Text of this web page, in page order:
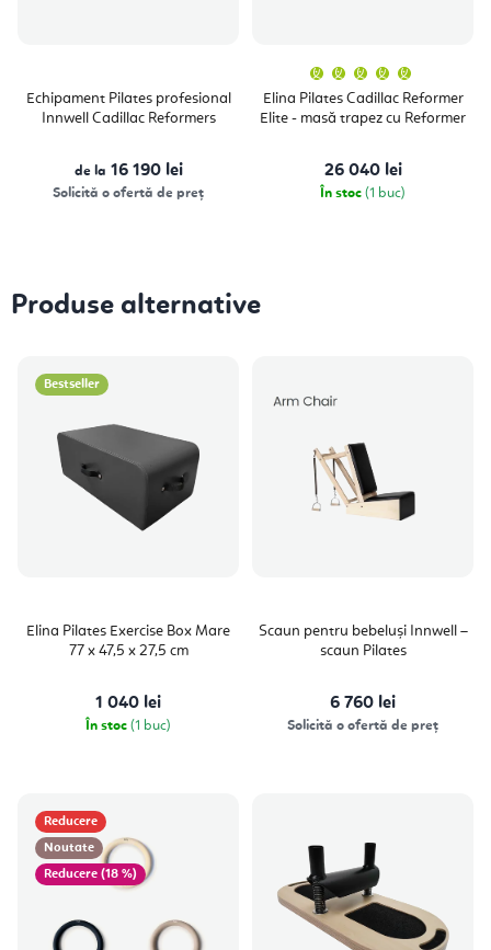
Echipament Pilates profesional
Innwell Cadillac Reformers
de la 16 190 lei
Solicită o ofertă de preț
Elina Pilates Cadillac Reformer
Elite - masă trapez cu Reformer
a
este
26 040 lei
În stoc (1 buc)
Produse alternative
Bestseller
Elina Pilates Exercise Box Mare
77 x 47,5 x 27,5 cm
1 040 lei
În stoc (1 buc)
Scaun pentru bebeluși Innwell –
scaun Pilates
6 760 lei
Solicită o ofertă de preț
Reducere
Noutate
(18 %)